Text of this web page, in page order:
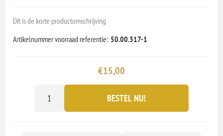
Dit is de korte productomschrijving
Artikelnummer voorraad referentie: 50.00.317-1
€15,00
BESTEL NU!